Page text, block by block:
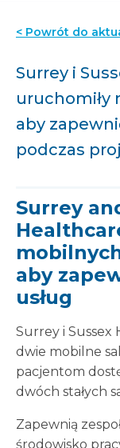
< Powrót do
Surrey i
uruchomiły
aby
podczas
Surrey
aby
usług
Surrey i Sussex
dwie mobilne
pacjentom
dwóch stałych
Zapewnią
środowisko